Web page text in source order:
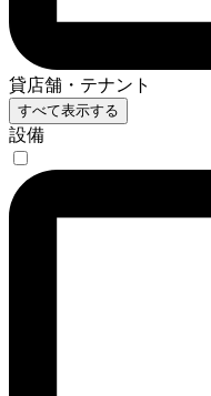
貸店舗・テナント
すべて表示する
設備